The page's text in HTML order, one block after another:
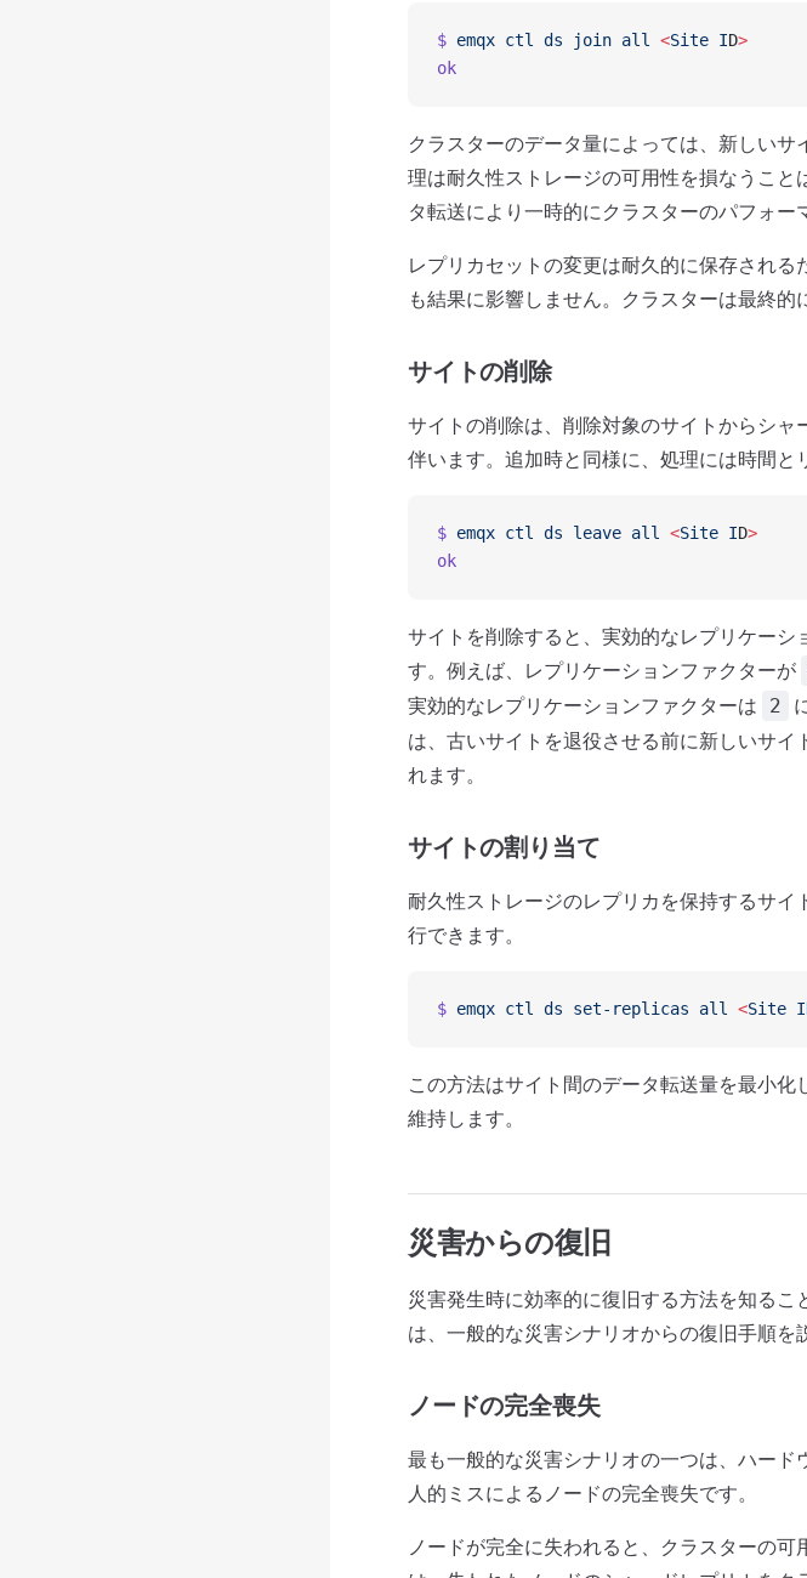
$ emqx ctl ds join all <Site ID>
ok
クラスターのデータ量によっては、新しい
理は耐久性ストレージの可用性を損なうこ
タ転送により一時的にクラスターのパフォー
レプリカセットの変更は耐久的に保存され
も結果に影響しません。クラスターは最終的
サイトの削除
サイトの削除は、削除対象のサイトからシ
伴います。追加時と同様に、処理には時間と
$ emqx ctl ds leave all <Site ID>
ok
サイトを削除すると、実効的なレプリケー
す。例えば、レプリケーションファクターが
実効的なレプリケーションファクターは
2
は、古いサイトを退役させる前に新しいサ
れます。
サイトの割り当て
耐久性ストレージのレプリカを保持するサ
行できます。
$ emqx ctl ds set-replicas all <Site
この方法はサイト間のデータ転送量を最小
維持します。
災害からの復旧
災害発生時に効率的に復旧する方法を知る
は、一般的な災害シナリオからの復旧手順を
ノードの完全喪失
最も一般的な災害シナリオの一つは、ハー
人的ミスによるノードの完全喪失です。
ノードが完全に失われると、クラスターの